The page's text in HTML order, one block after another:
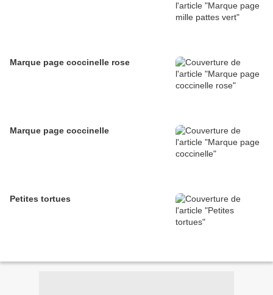
Marque page coccinelle rose
Marque page coccinelle
Petites tortues